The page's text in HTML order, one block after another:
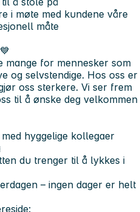
i møte med kundene våre
måte
💙
mange for mennesker som
og selvstendige. Hos oss er
oss sterkere. Vi ser frem
til å ønske deg velkommen
hyggelige kollegaer
du trenger til å lykkes i
– ingen dager er helt